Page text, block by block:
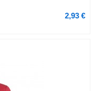
2,93 €